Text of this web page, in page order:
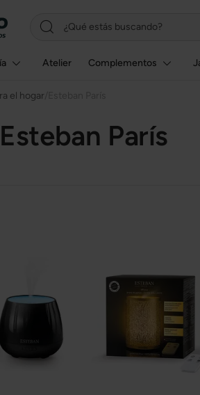
Atelier Complementos
el hogar
París